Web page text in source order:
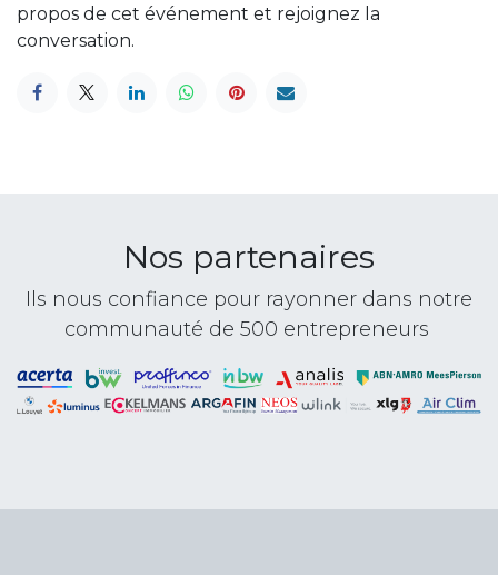
propos de cet événement et rejoignez la
conversation.
Nos partenaires
Ils nous confiance pour rayonner dans notre
communauté de 500 entrepreneurs